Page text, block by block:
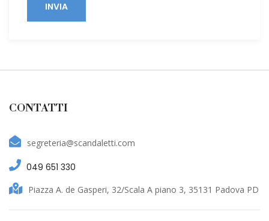
INVIA
CONTATTI
segreteria@scandaletti.com
049 651 330
Piazza A. de Gasperi, 32/Scala A piano 3, 35131 Padova PD